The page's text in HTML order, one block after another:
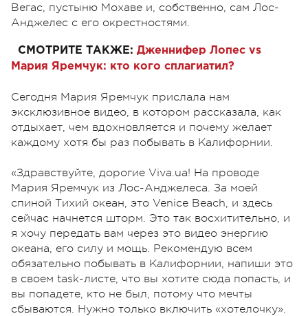
Вегас, пустыню Мохаве и, собственно, сам Лос-
Анджелес с его окрестностями.
СМОТРИТЕ ТАКЖЕ: Дженнифер Лопес vs
Мария Яремчук: кто кого сплагиатил?
Сегодня Мария Яремчук прислала нам
эксклюзивное видео, в котором рассказала, как
отдыхает, чем вдохновляется и почему желает
каждому хотя бы раз побывать в Калифорнии.
«Здравствуйте, дорогие Viva.ua! На проводе
Мария Яремчук из Лос-Анджелеса. За моей
спиной Тихий океан, это Venice Beach, и здесь
сейчас начнется шторм. Это так восхитительно, и
я хочу передать вам через это видео энергию
океана, его силу и мощь. Рекомендую всем
обязательно побывать в Калифорнии, напиши это
в своем task-листе, что вы хотите сюда попасть, и
вы попадете, кто не был, потому что мечты
сбываются. Нужно только включить «хотелочку».